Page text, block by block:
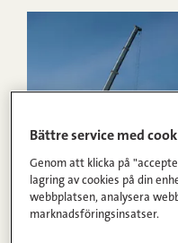
Bättre service med
Genom att klicka på
lagring av cookies på din
webbplatsen, analysera
marknadsföringsinsatser.